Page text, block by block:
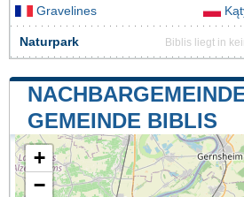
Gravelines
Naturpark Biblis liegt in
GEMEINDE BIBLIS
+
−